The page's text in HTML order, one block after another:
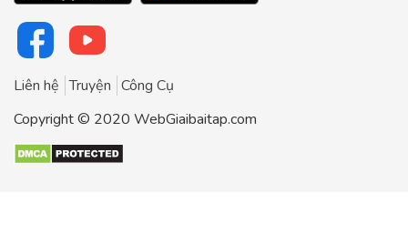
Liên hệ Truyện Công Cụ
Copyright © 2020 WebGiaibaitap.com